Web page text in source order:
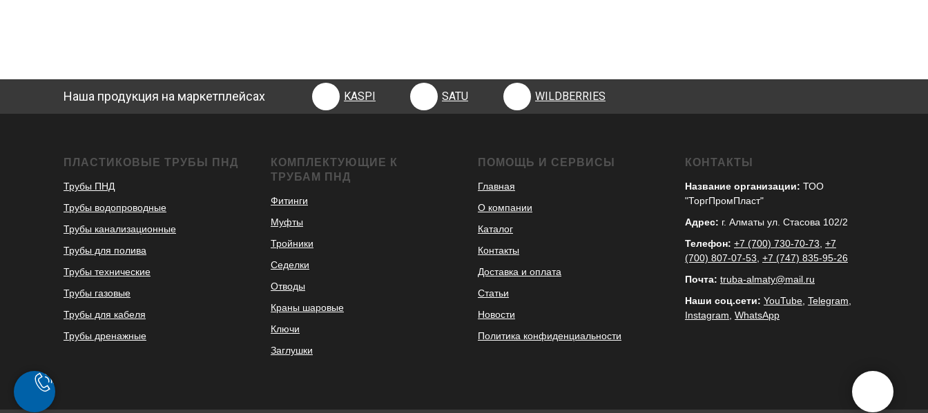
Наша продукция на маркетплейсах KASPI SATU WILDBERRIES
ПЛАСТИКОВЫЕ ТРУБЫ ПНД
Трубы ПНД
Трубы водопроводные
Трубы канализационные
Трубы для полива
Трубы технические
Трубы газовые
Трубы для кабеля
Трубы дренажные
КОМПЛЕКТУЮЩИЕ К
ТРУБАМ ПНД
Фитинги
Муфты
Тройники
Седелки
Отводы
Краны шаровые
Ключи
Заглушки
ПОМОЩЬ И СЕРВИСЫ
Главная
О компании
Каталог
Контакты
Доставка и оплата
Статьи
Новости
Политика конфиденциальности
КОНТАКТЫ
Название организации: ТОО
"ТоргПромПласт"
Адрес: г. Алматы ул. Стасова 102/2
Телефон: +7 (700) 730-70-73 +7
(700) 807-07-53 +7 (747) 835-95-26
Почта: truba-almaty@mail.ru
Наши соц.сети: YouTube Telegram
Instagram WhatsApp